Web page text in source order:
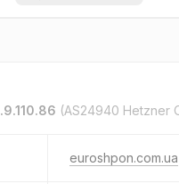
(AS24940 Hetzner
euroshpon.com.ua